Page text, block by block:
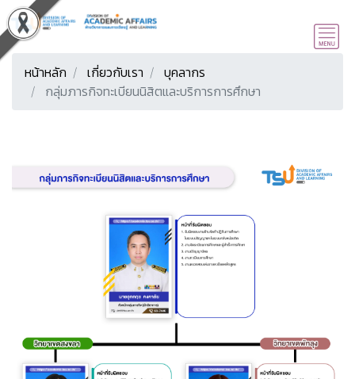
หน้าหลัก เกี่ยวกับเรา
บุคลากร
กลุ่มภารกิจทะเบียนนิสิตและบริการการศึกษา